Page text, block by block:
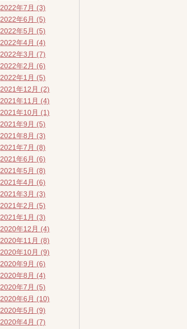
2022年7月 (3)
2022年6月 (5)
2022年5月 (5)
2022年4月 (4)
2022年3月 (7)
2022年2月 (6)
2022年1月 (5)
2021年12月 (2)
2021年11月 (4)
2021年10月 (1)
2021年9月 (5)
2021年8月 (3)
2021年7月 (8)
2021年6月 (6)
2021年5月 (8)
2021年4月 (6)
2021年3月 (3)
2021年2月 (5)
2021年1月 (3)
2020年12月 (4)
2020年11月 (8)
2020年10月 (9)
2020年9月 (6)
2020年8月 (4)
2020年7月 (5)
2020年6月 (10)
2020年5月 (9)
2020年4月 (7)